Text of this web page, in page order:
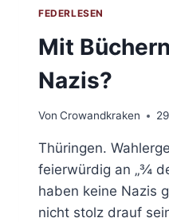
FEDERLESEN
Mit
Nazis?
Von Crowandkraken
Thüringen.
feierwürdig an „¾
haben keine Nazis
nicht stolz drauf